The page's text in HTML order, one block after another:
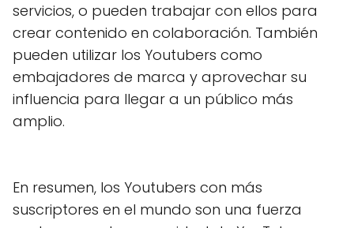
servicios, o pueden trabajar con ellos para
crear contenido en colaboración. También
pueden utilizar los Youtubers como
embajadores de marca y aprovechar su
influencia para llegar a un público más
amplio.
En resumen, los Youtubers con más
suscriptores en el mundo son una fuerza